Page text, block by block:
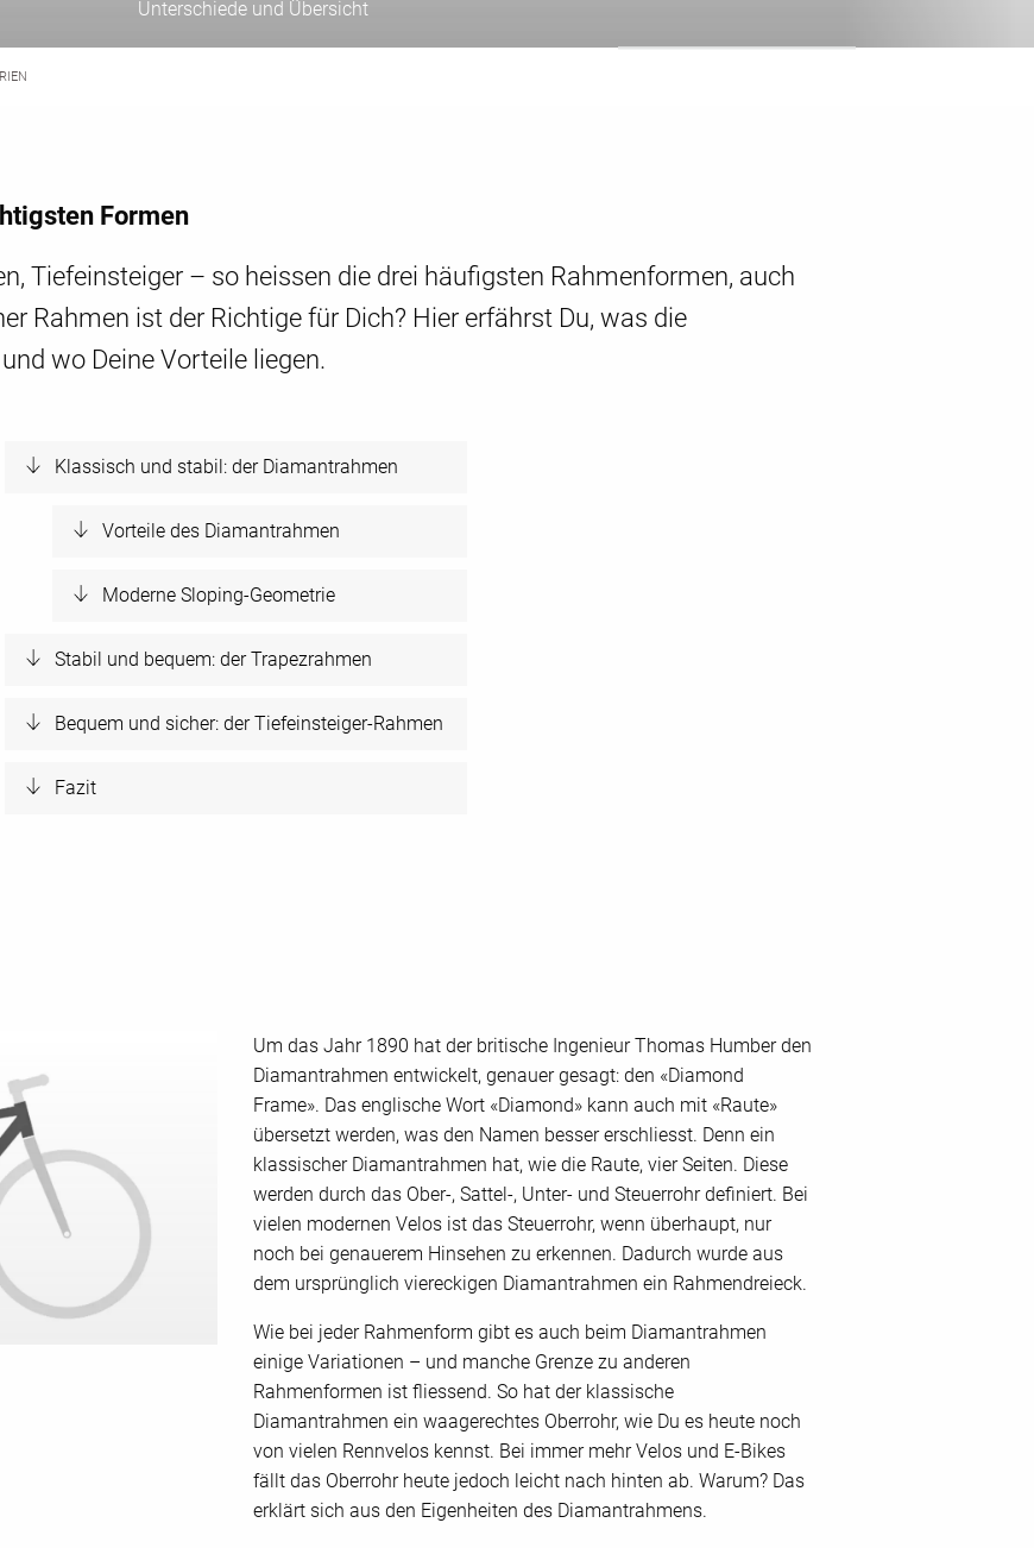
Unterschiede und Übersicht
Formen
Tiefeinsteiger – so heissen die drei häufigsten Rahmenformen, auch
Rahmen ist der Richtige für Dich? Hier erfährst Du, was die
wo Deine Vorteile liegen.
Klassisch und stabil: der Diamantrahmen
Vorteile des Diamantrahmen
Moderne Sloping-Geometrie
Stabil und bequem: der Trapezrahmen
Bequem und sicher: der Tiefeinsteiger-Rahmen
Fazit
Um das Jahr 1890 hat der britische Ingenieur Thomas Humber den
Diamantrahmen entwickelt, genauer gesagt: den «Diamond
Frame». Das englische Wort «Diamond» kann auch mit «Raute»
übersetzt werden, was den Namen besser erschliesst. Denn ein
klassischer Diamantrahmen hat, wie die Raute, vier Seiten. Diese
werden durch das Ober-, Sattel-, Unter- und Steuerrohr definiert. Bei
vielen modernen Velos ist das Steuerrohr, wenn überhaupt, nur
noch bei genauerem Hinsehen zu erkennen. Dadurch wurde aus
dem ursprünglich viereckigen Diamantrahmen ein Rahmendreieck.
Wie bei jeder Rahmenform gibt es auch beim Diamantrahmen
einige Variationen – und manche Grenze zu anderen
Rahmenformen ist fliessend. So hat der klassische
Diamantrahmen ein waagerechtes Oberrohr, wie Du es heute noch
von vielen Rennvelos kennst. Bei immer mehr Velos und E-Bikes
fällt das Oberrohr heute jedoch leicht nach hinten ab. Warum? Das
erklärt sich aus den Eigenheiten des Diamantrahmens.